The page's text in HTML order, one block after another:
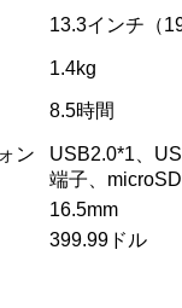
13.3インチ（
1.4kg
8.5時間
ン
USB2.0*1、
端子、
16.5mm
399.99ドル